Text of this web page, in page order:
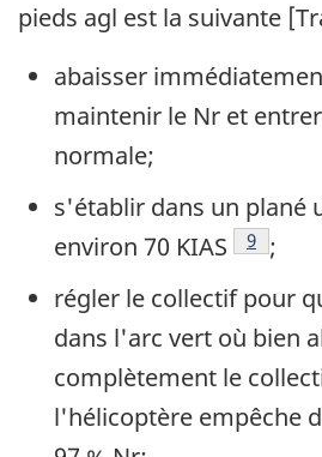
pieds agl est la suivante
abaisser
maintenir le Nr et
normale;
s'établir dans un plané
environ 70 KIAS
Note de
9 ;
régler le collectif pour
dans l'arc vert où bien
complètement le
l'hélicoptère empêche